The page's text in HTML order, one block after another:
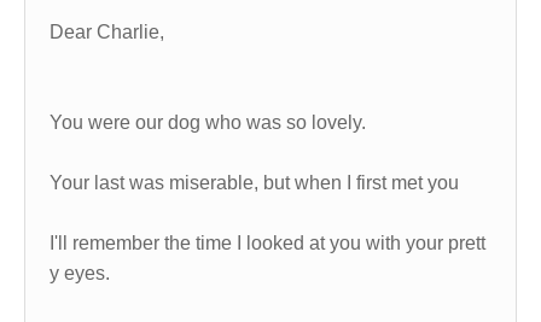
Dear Charlie,
You were our dog who was so lovely.
Your last was miserable, but when I first met you
I'll remember the time I looked at you with your prett
y eyes.